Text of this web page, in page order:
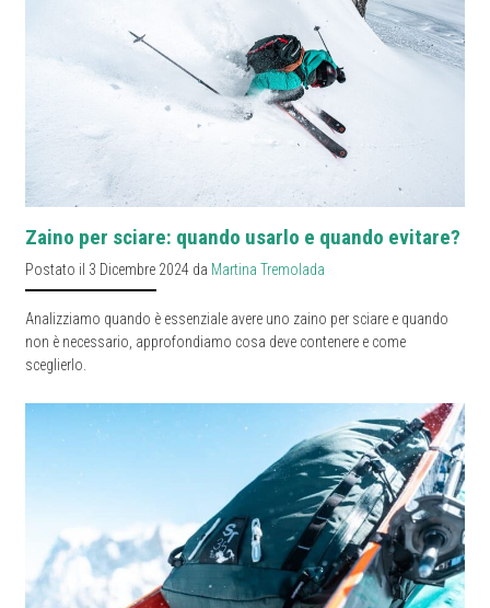
Zaino per sciare: quando usarlo e quando evitare?
Postato il 3 Dicembre 2024 da Martina Tremolada
Analizziamo quando è essenziale avere uno zaino per sciare e quando
non è necessario, approfondiamo cosa deve contenere e come
sceglierlo.